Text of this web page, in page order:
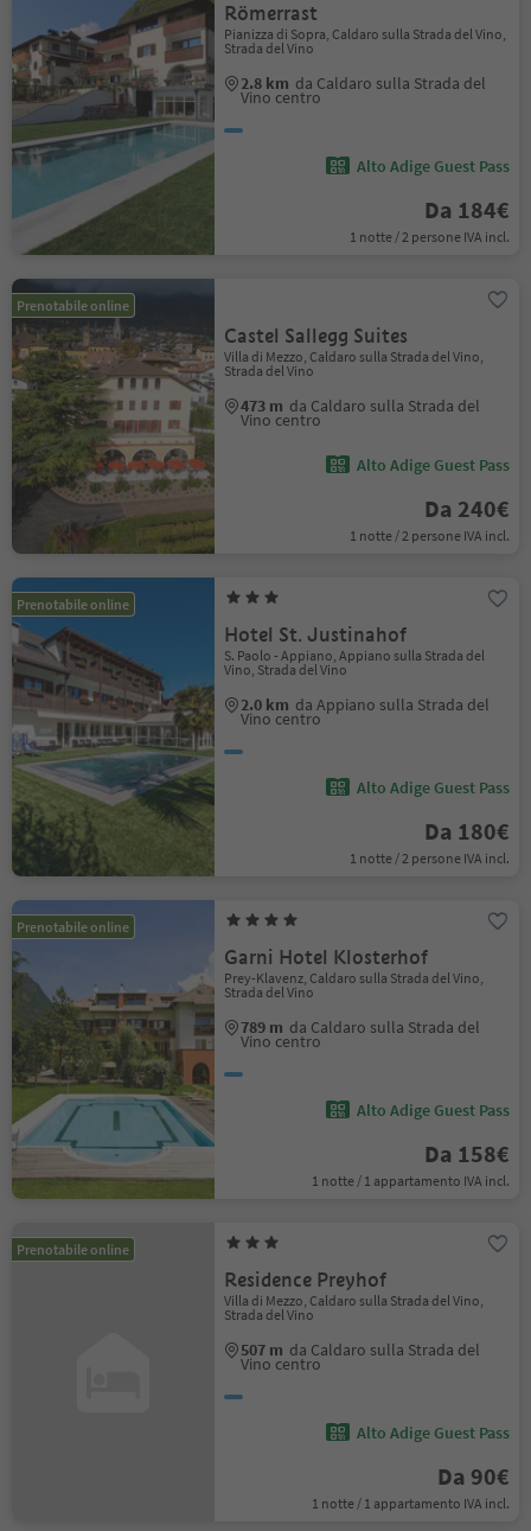
Römerrast
Pianizza di Sopra, Caldaro sulla Strada del Vino,
Strada del Vino
2.8 km da Caldaro sulla Strada del
Vino centro
Alto Adige Guest Pass
Da 184€
1 notte / 2 persone IVA incl.
Prenotabile online
Castel Sallegg Suites
Villa di Mezzo, Caldaro sulla Strada del Vino,
Strada del Vino
473 m da Caldaro sulla Strada del
Vino centro
Alto Adige Guest Pass
Da 240€
1 notte / 2 persone IVA incl.
Prenotabile online
Hotel St. Justinahof
S. Paolo - Appiano, Appiano sulla Strada del
Vino, Strada del Vino
2.0 km da Appiano sulla Strada del
Vino centro
Alto Adige Guest Pass
Da 180€
1 notte / 2 persone IVA incl.
Prenotabile online
Garni Hotel Klosterhof
Prey-Klavenz, Caldaro sulla Strada del Vino,
Strada del Vino
789 m da Caldaro sulla Strada del
Vino centro
Alto Adige Guest Pass
Da 158€
1 notte / 1 appartamento IVA incl.
Prenotabile online
Residence Preyhof
Villa di Mezzo, Caldaro sulla Strada del Vino,
Strada del Vino
507 m da Caldaro sulla Strada del
Vino centro
Alto Adige Guest Pass
Da 90€
1 notte / 1 appartamento IVA incl.